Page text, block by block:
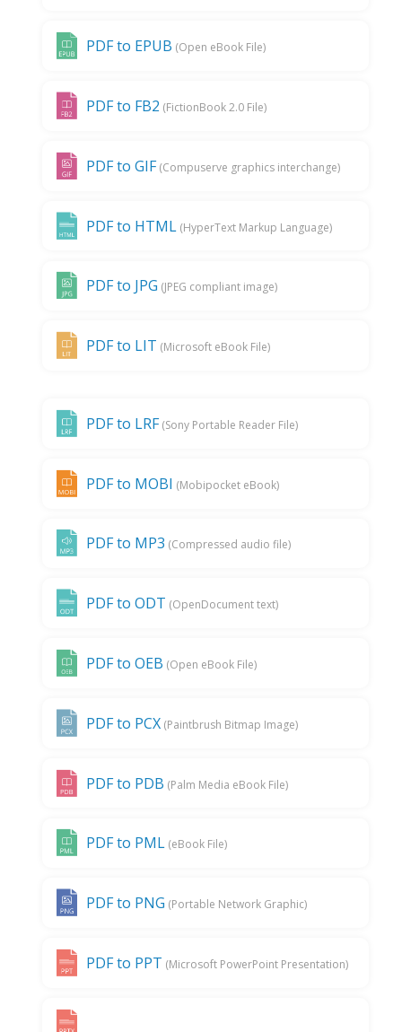
PDF to EPUB (Open eBook File)
PDF to FB2 (FictionBook 2.0 File)
PDF to GIF (Compuserve graphics interchange)
PDF to HTML (HyperText Markup Language)
PDF to JPG (JPEG compliant image)
PDF to LIT (Microsoft eBook File)
PDF to LRF (Sony Portable Reader File)
PDF to MOBI (Mobipocket eBook)
PDF to MP3 (Compressed audio file)
PDF to ODT (OpenDocument text)
PDF to OEB (Open eBook File)
PDF to PCX (Paintbrush Bitmap Image)
PDF to PDB (Palm Media eBook File)
PDF to PML (eBook File)
PDF to PNG (Portable Network Graphic)
PDF to PPT (Microsoft PowerPoint Presentation)